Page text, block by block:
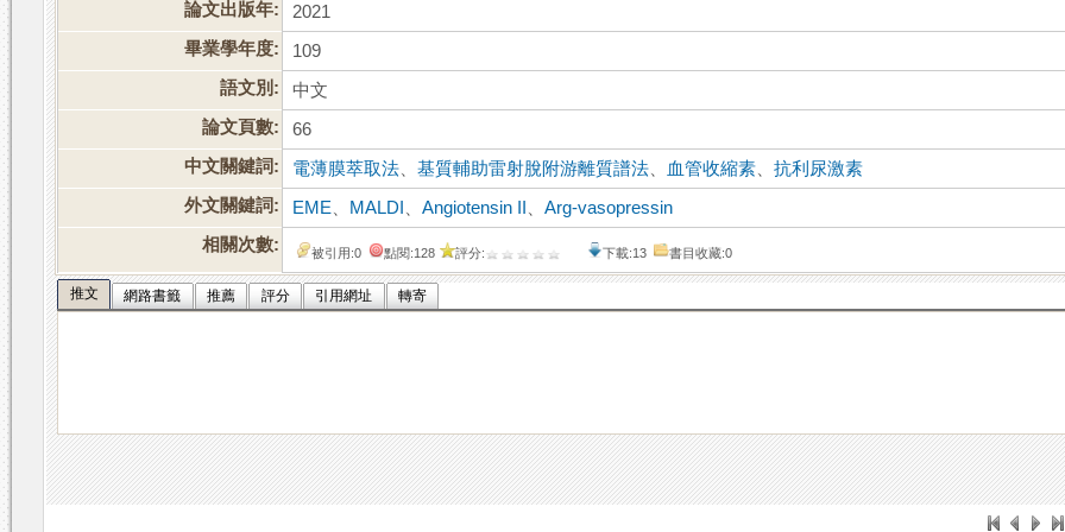
論文出版年:
2021
畢業學年度:
109
語文別:
中文
論文頁數:
66
中文關鍵詞:
電薄膜萃取法 、基質輔助雷射脫附游離質譜法 血管收縮素 、抗利尿激素
外文關鍵詞:
EME MALDI 、Angiotensin II 、Arg-vasopressin
相關次數:
被引用:0 點閱:128 評分: 下載:13 書目收藏:0
推文 網路書籤 推薦 評分 引用網址 轉寄